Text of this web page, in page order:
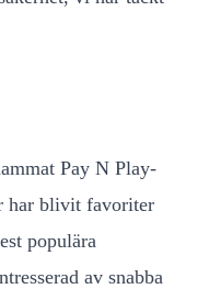
Pay N Play-
har blivit favoriter
populära
av snabba